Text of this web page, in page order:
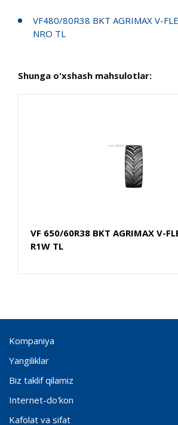
VF480/80R38 BKT AGRIMAX V-
NRO TL
Shunga o'xshash mahsulotlar:
VF 650/60R38 BKT AGRIMAX V-
R1W TL
Kompaniya
Yangiliklar
Biz taklif qilamiz
Internet-do'kon
Kafolat va sifat